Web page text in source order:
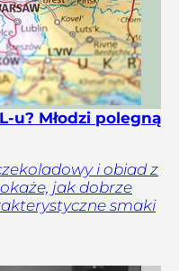
u? Młodzi polegną
i obiad z
jak dobrze
smaki